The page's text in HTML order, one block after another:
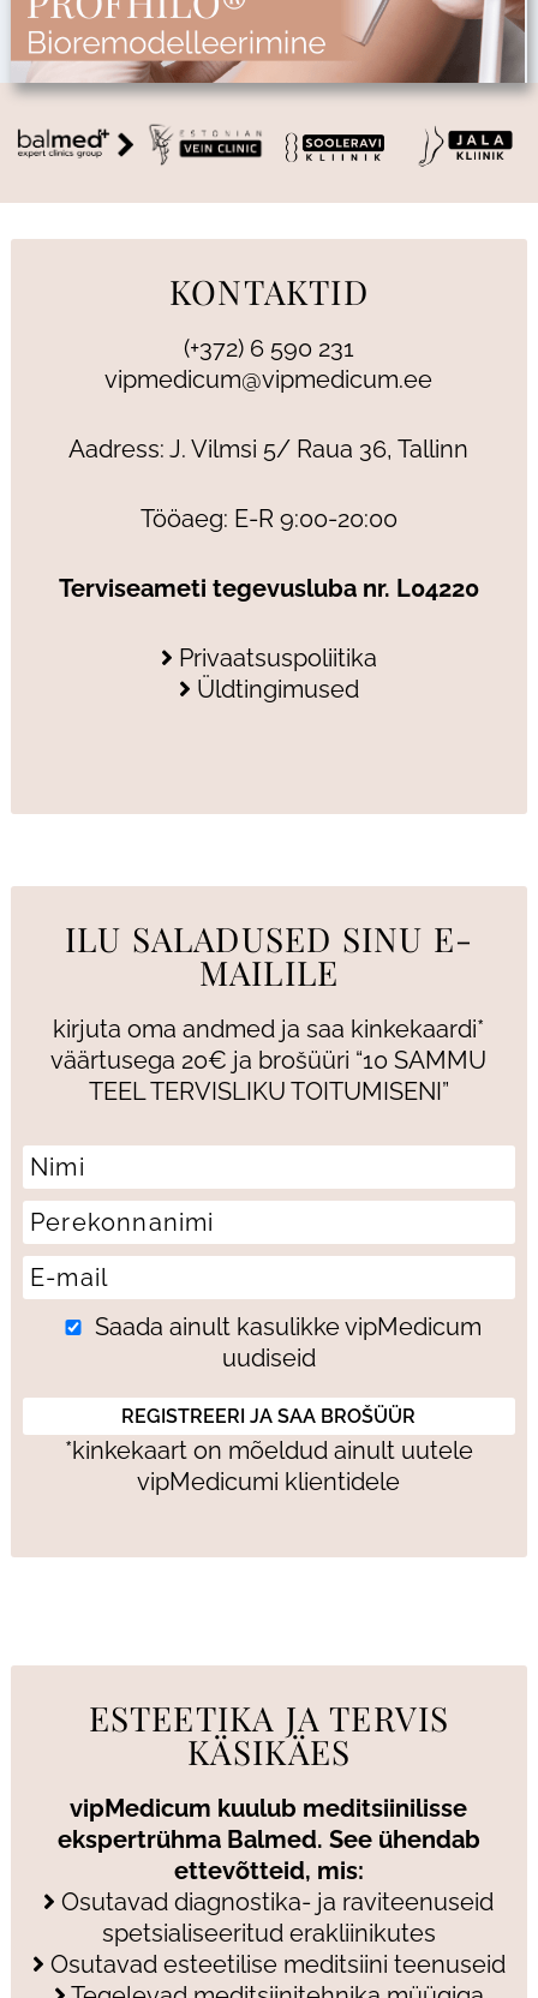
KONTAKTID
(+372) 6 590 231
vipmedicum@vipmedicum.ee
Aadress: J. Vilmsi 5/ Raua 36, Tallinn
Tööaeg: E-R 9:00-20:00
Terviseameti tegevusluba nr. L04220
Privaatsuspoliitika
Üldtingimused
ILU SALADUSED SINU E-
MAILILE
kirjuta oma andmed ja saa kinkekaardi*
väärtusega 20€ ja brošüüri “10 SAMMU
TEEL TERVISLIKU TOITUMISENI”
Saada ainult kasulikke vipMedicum
uudiseid
*kinkekaart on mõeldud ainult uutele
vipMedicumi klientidele
ESTEETIKA JA TERVIS
KÄSIKÄES
vipMedicum kuulub meditsiinilisse
ekspertrühma Balmed. See ühendab
ettevõtteid, mis:
Osutavad diagnostika- ja raviteenuseid
spetsialiseeritud erakliinikutes
Osutavad esteetilise meditsiini teenuseid